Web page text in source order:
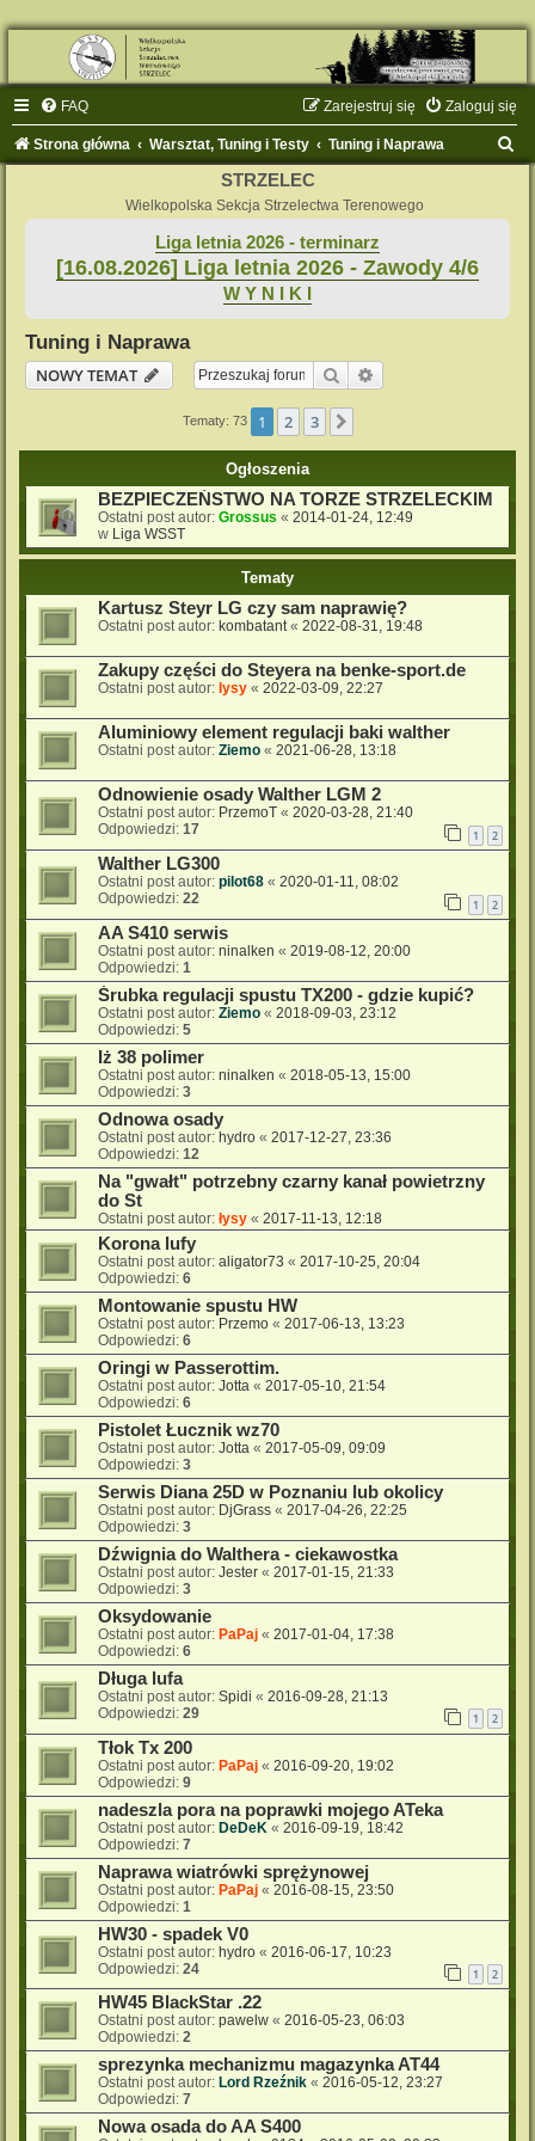
FAQ Zaloguj się
Zarejestruj się
Strona główna Warsztat, Tuning i Testy Tuning i Naprawa
STRZELEC
Wielkopolska Sekcja Strzelectwa Terenowego
Liga letnia 2026 - terminarz
[16.08.2026] Liga letnia 2026 - Zawody 4/6
W Y N I K I
Tuning i Naprawa
NOWY TEMAT
Szukaj
Tematy: 73 1 2 3
Ogłoszenia
BEZPIECZEŃSTWO NA TORZE STRZELECKIM
Ostatni post autor: Grossus « 2014-01-24, 12:49
w Liga WSST
Tematy
Kartusz Steyr LG czy sam naprawię?
Ostatni post autor: kombatant« 2022-08-31, 19:48
Zakupy części do Steyera na benke-sport.de
Ostatni post autor: lysy « 2022-03-09, 22:27
Aluminiowy element regulacji baki walther
Ostatni post autor: Ziemo « 2021-06-28, 13:18
Odnowienie osady Walther LGM 2
Ostatni post autor: PrzemoT « 2020-03-28, 21:40
Odpowiedzi: 17 1 2
Walther LG300
Ostatni post autor: pilot68 « 2020-01-11, 08:02
Odpowiedzi: 22 1 2
AA S410 serwis
Ostatni post autor: ninalken « 2019-08-12, 20:00
Odpowiedzi: 1
Śrubka regulacji spustu TX200 - gdzie kupić?
Ostatni post autor: Ziemo « 2018-09-03, 23:12
Odpowiedzi: 5
Iż 38 polimer
Ostatni post autor: ninalken « 2018-05-13, 15:00
Odpowiedzi: 3
Odnowa osady
Ostatni post autor: hydro « 2017-12-27, 23:36
Odpowiedzi: 12
Na "gwałt" potrzebny czarny kanał powietrzny
do St
Ostatni post autor: łysy « 2017-11-13, 12:18
Korona lufy
Ostatni post autor: aligator73 « 2017-10-25, 20:04
Odpowiedzi: 6
Montowanie spustu HW
Ostatni post autor: Przemo « 2017-06-13, 13:23
Odpowiedzi: 6
Oringi w Passerottim.
Ostatni post autor: Jotta « 2017-05-10, 21:54
Odpowiedzi: 6
Pistolet Łucznik wz70
Ostatni post autor: Jotta « 2017-05-09, 09:09
Odpowiedzi: 3
Serwis Diana 25D w Poznaniu lub okolicy
Ostatni post autor: DjGrass « 2017-04-26, 22:25
Odpowiedzi: 3
Dźwignia do Walthera - ciekawostka
Ostatni post autor: Jester « 2017-01-15, 21:33
Odpowiedzi: 3
Oksydowanie
Ostatni post autor: PaPaj « 2017-01-04, 17:38
Odpowiedzi: 6
Długa lufa
Ostatni post autor: Spidi « 2016-09-28, 21:13
Odpowiedzi: 29 1 2
Tłok Tx 200
Ostatni post autor: PaPaj « 2016-09-20, 19:02
Odpowiedzi: 9
nadeszla pora na poprawki mojego ATeka
Ostatni post autor: DeDeK « 2016-09-19, 18:42
Odpowiedzi: 7
Naprawa wiatrówki sprężynowej
Ostatni post autor: PaPaj « 2016-08-15, 23:50
Odpowiedzi: 1
HW30 - spadek V0
Ostatni post autor: hydro « 2016-06-17, 10:23
Odpowiedzi: 24 1 2
HW45 BlackStar .22
Ostatni post autor: pawelw « 2016-05-23, 06:03
Odpowiedzi: 2
sprezynka mechanizmu magazynka AT44
Ostatni post autor: Lord Rzeźnik « 2016-05-12, 23:27
Odpowiedzi: 7
Nowa osada do AA S400